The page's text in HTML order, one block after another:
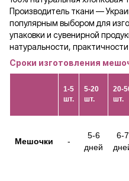
Производитель ткани —
популярным выбором для
упаковки и сувенирной
натуральности,
Сроки изготовления
1-5
шт.
5-20
шт.
20-
шт.
Мешочки -
5-6
дней
6-7